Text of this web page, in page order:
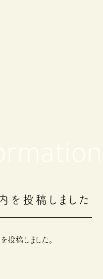
を投稿しました
稿しました。